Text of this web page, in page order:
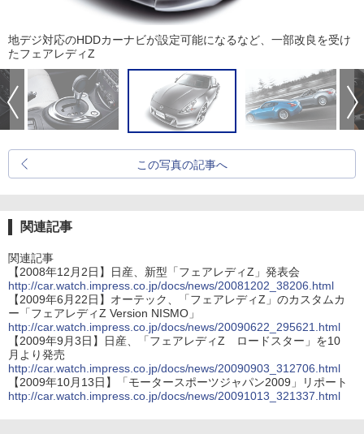
地デジ対応のHDDカーナビが設定可能になるなど、一部改良を受け
たフェアレディZ
この写真の記事へ
関連記事
関連記事
【2008年12月2日】日産、新型「フェアレディZ」発表会
http://car.watch.impress.co.jp/docs/news/20081202_38206.html
【2009年6月22日】オーテック、「フェアレディZ」のカスタムカ
ー「フェアレディZ Version NISMO」
http://car.watch.impress.co.jp/docs/news/20090622_295621.html
【2009年9月3日】日産、「フェアレディZ ロードスター」を10
月より発売
http://car.watch.impress.co.jp/docs/news/20090903_312706.html
【2009年10月13日】「モータースポーツジャパン2009」リポート
http://car.watch.impress.co.jp/docs/news/20091013_321337.html